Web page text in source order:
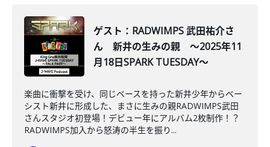
ゲスト：RADWIMPS 武田祐介さ
ん 新井の生みの親 ～2025年11
月18日SPARK TUESDAY～
楽曲に衝撃を受け、同じベースを持った新井少年からベー
シスト新井に形成した、まさに生みの親RADWIMPS武田
さんスタジオ初登場！デビュー年にアルバム2枚制作！？
RADWIMPS加入から怒涛の半生を振り...